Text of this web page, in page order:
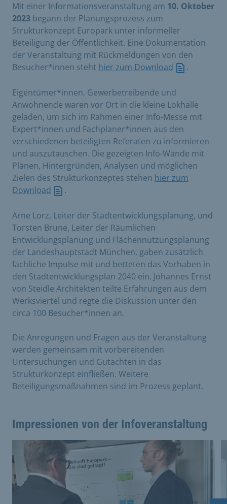
Mit einer Informationsveranstaltung am 10. Oktober
2023 begann der Planungsprozess zum
Strukturkonzept Europark unter informeller
Beteiligung der Öffentlichkeit. Eine Dokumentation
der Veranstaltung mit Rückmeldungen von den
Besucher*innen steht hier zum Download .
Eigentümer*innen, Gewerbetreibende und
Anwohnende waren vor Ort in die kleine Lokhalle
geladen, um sich im Rahmen einer Info-Messe mit
Expert*innen und Fachplaner*innen aus den
verschiedenen beteiligten Referaten zu informieren
und auszutauschen. Die gezeigten Info-Wände mit
Plänen, Hintergründen, Analysen und möglichen
Zielen des Strukturkonzeptes stehen hier zum
Download
.
Arne Lorz, Leiter der Stadtentwicklungsplanung, und
Torsten Brune, Leiter der Räumlichen
Entwicklungsplanung und Flächennutzungsplanung
der Landeshauptstadt München, gaben zusätzlich
fachliche Impulse mit und betteten das Vorhaben in
den Stadtentwicklungsplan 2040 ein. Johannes Ernst
von Steidle Architekten teilte Erfahrungen aus dem
Werksviertel und regte die Diskussion unter den
circa 100 Besucher*innen an.
Die Anregungen und Fragen aus der Veranstaltung
werden gemeinsam mit vorbereitenden
Untersuchungen und Gutachten in das
Strukturkonzept einfließen. Weitere
Beteiligungsmaßnahmen sind im Prozess geplant.
Impressionen von der Infoveranstaltung
Dies ist eine Bildergalerie in einem Slider. Mit den
Vergrößere Bild 0